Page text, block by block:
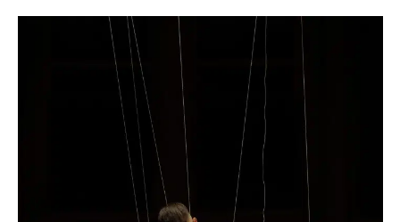
HOUSE
MOTORS
SOUND
SPORT
TECH